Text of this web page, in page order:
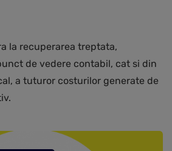
la recuperarea treptata,
de vedere contabil, cat si din
a tuturor costurilor generate de